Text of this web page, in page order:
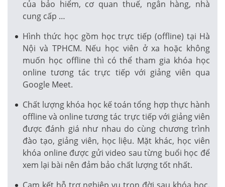
của bảo hiểm, cơ quan thuế, ngân hàng, nhà
cung cấp …
Hình thức học gồm học trực tiếp (offline) tại Hà
Nội và TPHCM. Nếu học viên ở xa hoặc không
muốn học offline thì có thể tham gia khóa học
online tương tác trực tiếp với giảng viên qua
Google Meet.
Chất lượng khóa học kế toán tổng hợp thực hành
offline và online tương tác trực tiếp với giảng viên
được đánh giá như nhau do cùng chương trình
đào tạo, giảng viên, học liệu. Mặt khác, học viên
khóa online được gửi video sau từng buổi học để
xem lại bài nên đảm bảo chất lượng tốt nhất.